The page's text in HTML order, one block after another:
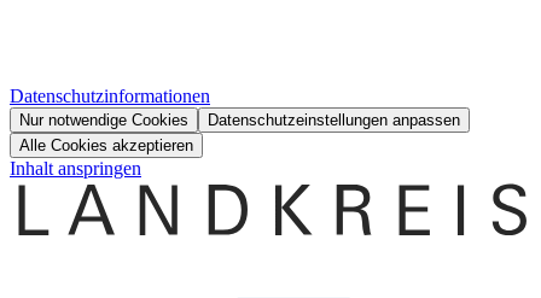
Datenschutzinformationen
Nur notwendige Cookies
Datenschutzeinstellungen anpassen
Alle Cookies akzeptieren
Inhalt anspringen